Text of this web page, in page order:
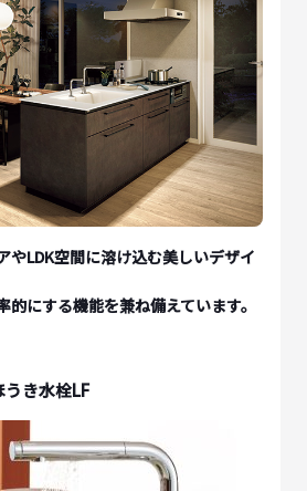
やLDK空間に溶け込む美しいデザイ
的にする機能を兼ね備えています。
き水栓LF